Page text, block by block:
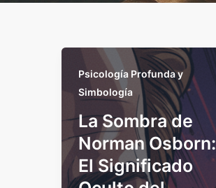
Psicología Profunda y
Simbología
La Sombra de
Norman Osborn:
El Significado